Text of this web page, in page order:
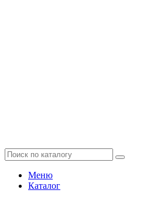
Меню
Каталог